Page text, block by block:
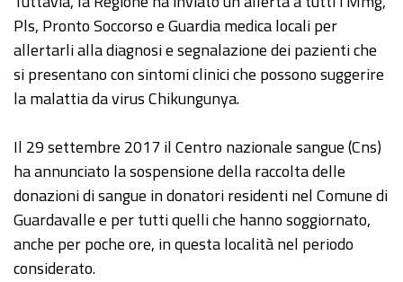
Pls, Pronto Soccorso e Guardia medica locali per
allertarli alla diagnosi e segnalazione dei pazienti che
si presentano con sintomi clinici che possono suggerire
la malattia da virus Chikungunya.
Il 29 settembre 2017 il Centro nazionale sangue (Cns)
ha annunciato la sospensione della raccolta delle
donazioni di sangue in donatori residenti nel Comune di
Guardavalle e per tutti quelli che hanno soggiornato,
anche per poche ore, in questa località nel periodo
considerato.